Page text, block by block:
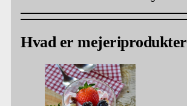
Hvad er mejeriprodukter